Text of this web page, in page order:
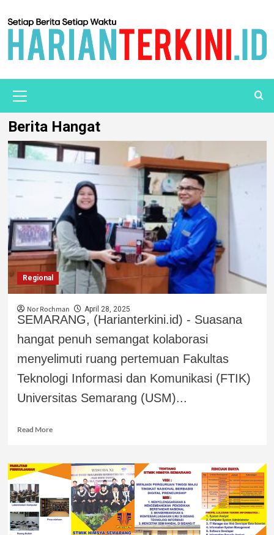
Berita Hangat
Regional
Nor Rochman April 28, 2025
SEMARANG, (Harianterkini.id) - Suasana
hangat penuh semangat kolaborasi
menyelimuti ruang pertemuan Fakultas
Teknologi Informasi dan Komunikasi (FTIK)
Universitas Semarang (USM)...
Read More